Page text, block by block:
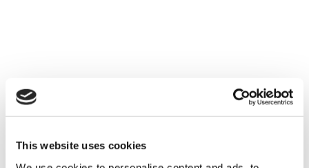
This website uses cookies